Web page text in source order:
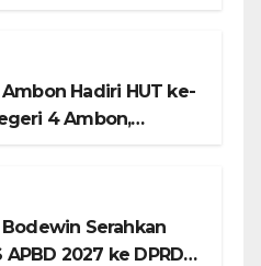
Hadiri HUT ke-
4 Ambon,
Serahkan
APBD 2027 ke DPRD